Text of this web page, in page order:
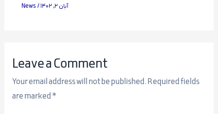
News / آبان 2, 1402
Leave a Comment
Your email address will not be published.Required fields
are marked*